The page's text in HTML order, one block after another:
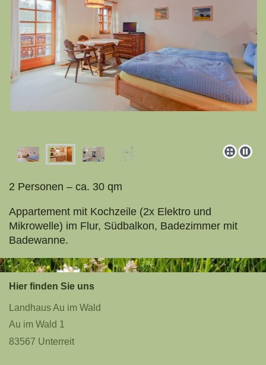
2 Personen – ca. 30 qm
Appartement mit Kochzeile (2x Elektro und
Mikrowelle) im Flur, Südbalkon, Badezimmer mit
Badewanne.
Hier finden Sie uns
Landhaus Au im Wald
Au im Wald 1
83567 Unterreit